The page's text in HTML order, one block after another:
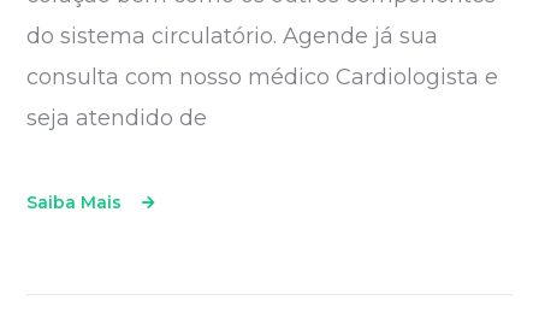
do sistema circulatório. Agende já sua
consulta com nosso médico Cardiologista e
seja atendido de
Saiba Mais